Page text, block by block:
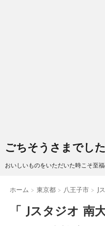
ごちそうさまでし
おいしいものをいただいた時こそ至
ホーム > 東京都 > 八王子市 > J
「 Jスタジオ 南